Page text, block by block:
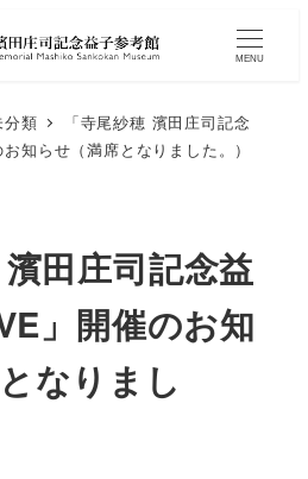
MENU
分類
「寺尾紗穂 濱田庄司記念
知らせ（満席となりました。）
濱田庄司記念益
」開催のお知
なりまし